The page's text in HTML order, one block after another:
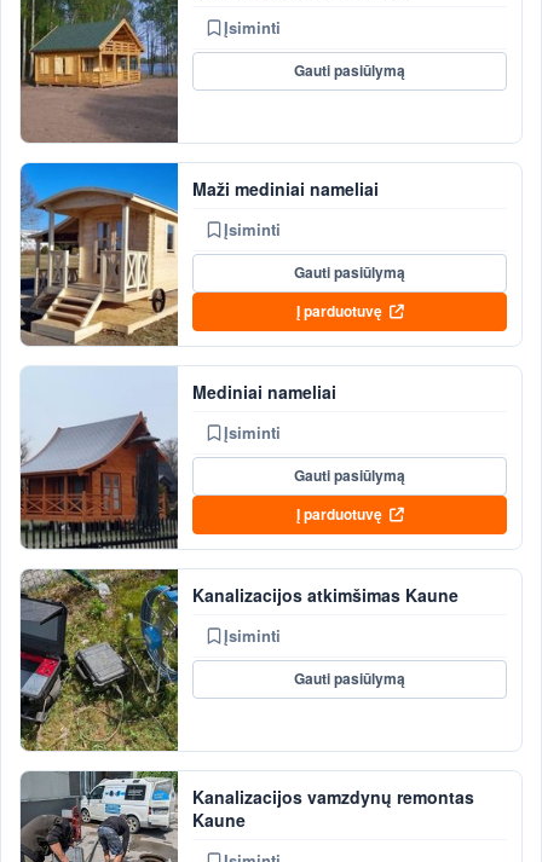
Įsiminti
Gauti pasiūlymą
Maži mediniai nameliai
Įsiminti
Gauti pasiūlymą
Į parduotuvę
Mediniai nameliai
Įsiminti
Gauti pasiūlymą
Į parduotuvę
Kanalizacijos atkimšimas Kaune
Įsiminti
Gauti pasiūlymą
Kanalizacijos vamzdynų remontas
Kaune